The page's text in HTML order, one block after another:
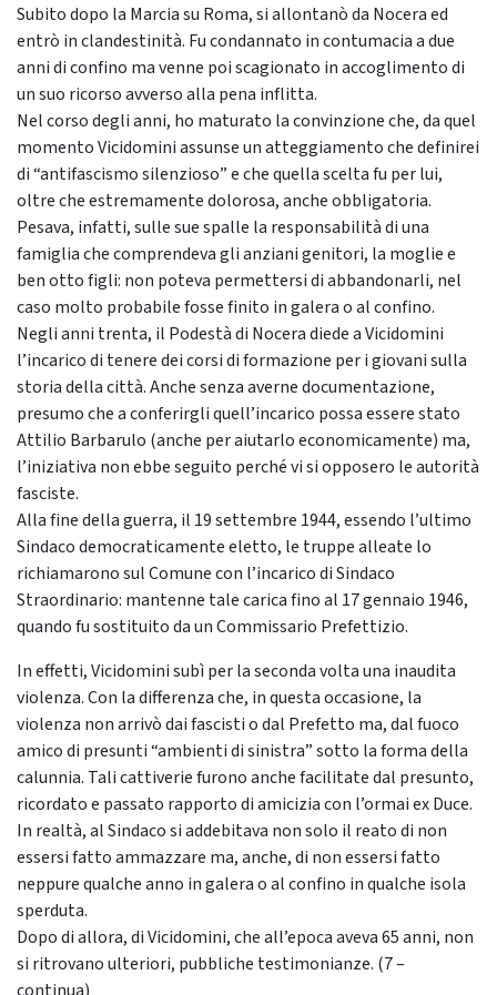
Subito dopo la Marcia su Roma, si allontanò da Nocera ed
entrò in clandestinità. Fu condannato in contumacia a due
anni di confino ma venne poi scagionato in accoglimento di
un suo ricorso avverso alla pena inflitta.
Nel corso degli anni, ho maturato la convinzione che, da quel
momento Vicidomini assunse un atteggiamento che definirei
di “antifascismo silenzioso” e che quella scelta fu per lui,
oltre che estremamente dolorosa, anche obbligatoria.
Pesava, infatti, sulle sue spalle la responsabilità di una
famiglia che comprendeva gli anziani genitori, la moglie e
ben otto figli: non poteva permettersi di abbandonarli, nel
caso molto probabile fosse finito in galera o al confino.
Negli anni trenta, il Podestà di Nocera diede a Vicidomini
l’incarico di tenere dei corsi di formazione per i giovani sulla
storia della città. Anche senza averne documentazione,
presumo che a conferirgli quell’incarico possa essere stato
Attilio Barbarulo (anche per aiutarlo economicamente) ma,
l’iniziativa non ebbe seguito perché vi si opposero le autorità
fasciste.
Alla fine della guerra, il 19 settembre 1944, essendo l’ultimo
Sindaco democraticamente eletto, le truppe alleate lo
richiamarono sul Comune con l’incarico di Sindaco
Straordinario: mantenne tale carica fino al 17 gennaio 1946,
quando fu sostituito da un Commissario Prefettizio.
In effetti, Vicidomini subì per la seconda volta una inaudita
violenza. Con la differenza che, in questa occasione, la
violenza non arrivò dai fascisti o dal Prefetto ma, dal fuoco
amico di presunti “ambienti di sinistra” sotto la forma della
calunnia. Tali cattiverie furono anche facilitate dal presunto,
ricordato e passato rapporto di amicizia con l’ormai ex Duce.
In realtà, al Sindaco si addebitava non solo il reato di non
essersi fatto ammazzare ma, anche, di non essersi fatto
neppure qualche anno in galera o al confino in qualche isola
sperduta.
Dopo di allora, di Vicidomini, che all’epoca aveva 65 anni, non
si ritrovano ulteriori, pubbliche testimonianze. (7 –